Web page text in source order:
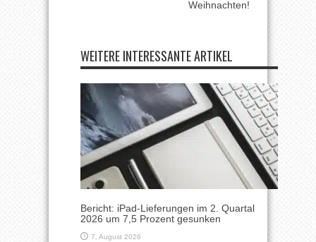
Weihnachten!
WEITERE INTERESSANTE ARTIKEL
Bericht: iPad-Lieferungen im 2. Quartal
2026 um 7,5 Prozent gesunken
7. August 2026